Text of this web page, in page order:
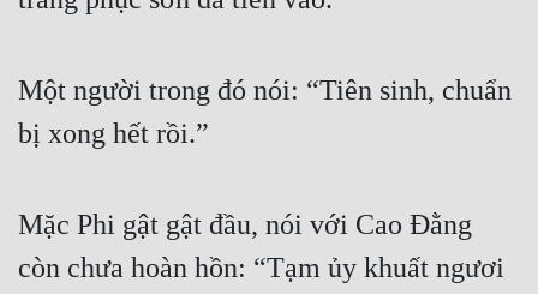
Một người trong đó nói: “Tiên sinh, chuẩn
bị xong hết rồi.”
Mặc Phi gật gật đầu, nói với Cao Đằng
còn chưa hoàn hồn: “Tạm ủy khuất ngươi